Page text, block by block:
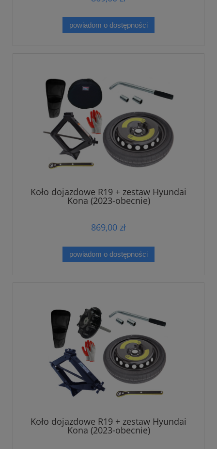
powiadom o dostępności
Koło dojazdowe R19 + zestaw Hyundai
Kona (2023-obecnie)
869,00 zł
powiadom o dostępności
Koło dojazdowe R19 + zestaw Hyundai
Kona (2023-obecnie)